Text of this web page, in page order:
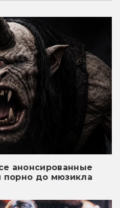
анонсированные
порно до мюзикла